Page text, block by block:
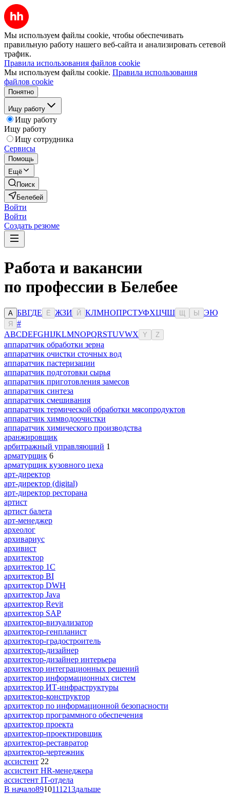
Мы используем файлы cookie, чтобы обеспечивать
правильную работу нашего веб-сайта и анализировать сетевой
трафик.
Правила использования файлов cookie
Мы используем файлы cookie. Правила использования
файлов cookie
Понятно
Ищу работу
Ищу работу
Ищу работу
Ищу сотрудника
Сервисы
Помощь
Ещё
Поиск
Белебей
Войти
Войти
Создать резюме
Работа и вакансии
по профессии в Белебее
А БВГДЕ Ё ЖЗИ Й КЛМНОПРСТУФХЦЧШ Ы ЭЮ
Я
#
ABCDEFGHIJKLMNOPQRSTUVWX Y Z
аппаратчик обработки зерна
аппаратчик очистки сточных вод
аппаратчик пастеризации
аппаратчик подготовки сырья
аппаратчик приготовления замесов
аппаратчик синтеза
аппаратчик смешивания
аппаратчик термической обработки мясопродуктов
аппаратчик химводоочистки
аппаратчик химического производства
аранжировщик
арбитражный управляющий 1
арматурщик 6
арматурщик кузовного цеха
арт-директор
арт-директор (digital)
арт-директор ресторана
артист
артист балета
арт-менеджер
археолог
архивариус
архивист
архитектор
архитектор 1С
архитектор BI
архитектор DWH
архитектор Java
архитектор Revit
архитектор SAP
архитектор-визуализатор
архитектор-генпланист
архитектор-градостроитель
архитектор-дизайнер
архитектор-дизайнер интерьера
архитектор интеграционных решений
архитектор информационных систем
архитектор ИТ-инфраструктуры
архитектор-конструктор
архитектор по информационной безопасности
архитектор программного обеспечения
архитектор проекта
архитектор-проектировщик
архитектор-реставратор
архитектор-чертежник
ассистент 22
ассистент HR-менеджера
ассистент IT-отдела
В начало8910111213дальше